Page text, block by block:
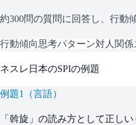
約300問の質問に回答し、行動
行動傾向思考パターン対人関係
ネスレ日本のSPIの例題
例題1 （言語）
「斡旋」の読み方として正しい